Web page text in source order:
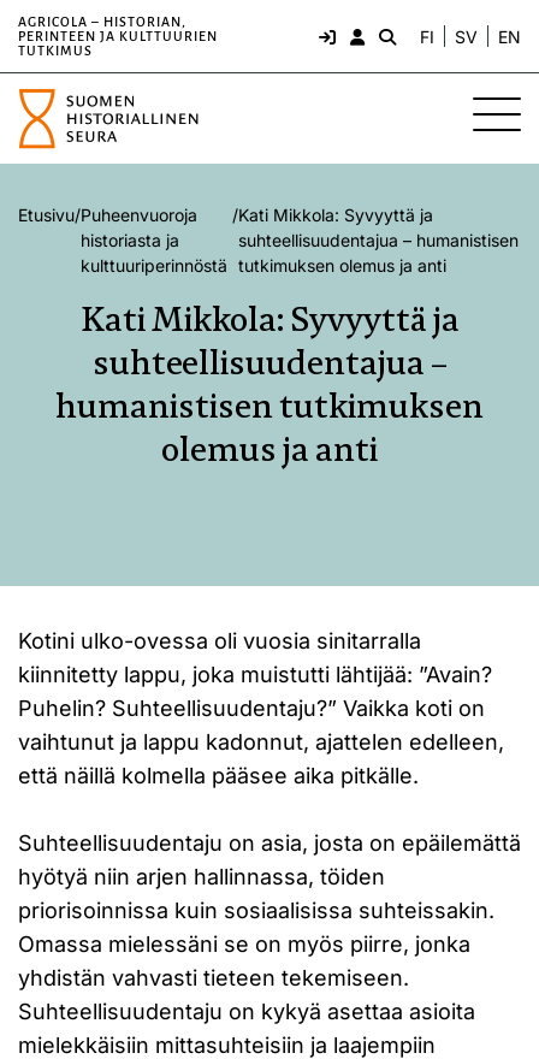
AGRICOLA – HISTORIAN,
PERINTEEN JA KULTTUURIEN
TUTKIMUS
FI SV EN
Etusivu/Puheenvuoroja
historiasta ja
kulttuuriperinnöstä
/Kati Mikkola: Syvyyttä ja
suhteellisuudentajua – humanistisen
tutkimuksen olemus ja anti
Kati Mikkola: Syvyyttä ja
suhteellisuudentajua –
humanistisen tutkimuksen
olemus ja anti
Kotini ulko-ovessa oli vuosia sinitarralla
kiinnitetty lappu, joka muistutti lähtijää: ”Avain?
Puhelin? Suhteellisuudentaju?” Vaikka koti on
vaihtunut ja lappu kadonnut, ajattelen edelleen,
että näillä kolmella pääsee aika pitkälle.
Suhteellisuudentaju on asia, josta on epäilemättä
hyötyä niin arjen hallinnassa, töiden
priorisoinnissa kuin sosiaalisissa suhteissakin.
Omassa mielessäni se on myös piirre, jonka
yhdistän vahvasti tieteen tekemiseen.
Suhteellisuudentaju on kykyä asettaa asioita
mielekkäisiin mittasuhteisiin ja laajempiin